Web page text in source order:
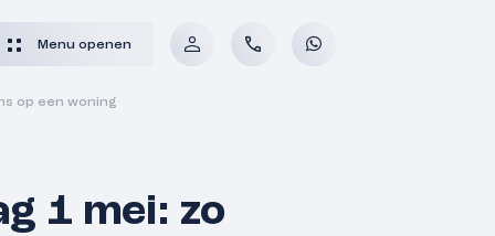
Menu openen
op een woning
1 mei: zo